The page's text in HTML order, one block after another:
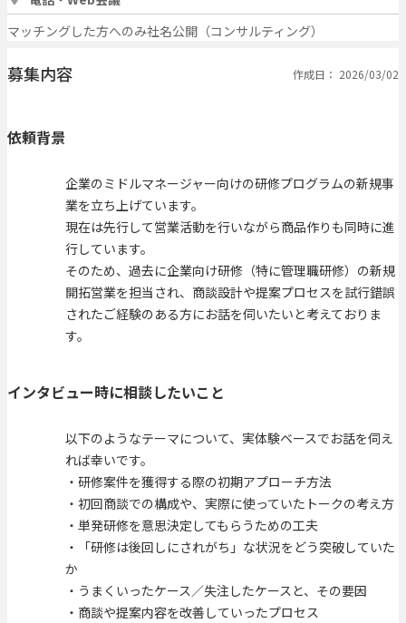
マッチングした方へのみ社名公開（コンサルティング）
募集内容 作成日： 2026/03/02
依頼背景
企業のミドルマネージャー向けの研修プログラムの新規事
業を立ち上げています。
現在は先行して営業活動を行いながら商品作りも同時に進
行しています。
そのため、過去に企業向け研修（特に管理職研修）の新規
開拓営業を担当され、商談設計や提案プロセスを試行錯誤
されたご経験のある方にお話を伺いたいと考えておりま
す。
インタビュー時に相談したいこと
以下のようなテーマについて、実体験ベースでお話を伺え
れば幸いです。
・研修案件を獲得する際の初期アプローチ方法
・初回商談での構成や、実際に使っていたトークの考え方
・単発研修を意思決定してもらうための工夫
・「研修は後回しにされがち」な状況をどう突破していた
か
・うまくいったケース／失注したケースと、その要因
・商談や提案内容を改善していったプロセス